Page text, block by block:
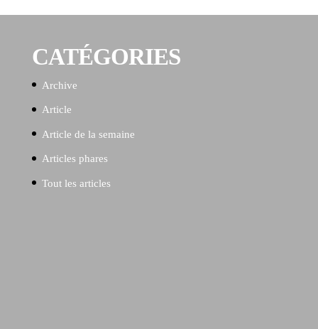
CATÉGORIES
Archive
Article
Article de la semaine
Articles phares
Tout les articles